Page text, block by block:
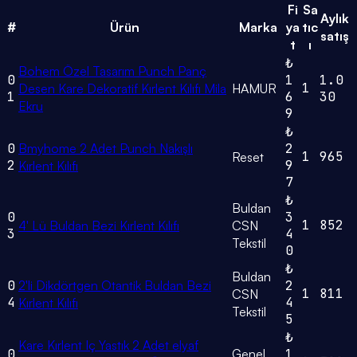
# Ürün Marka
Fi
ya
t
Sa
tıc
ı
Aylık
satış
0
1
Bohem Özel Tasarım Punch Panç
Desen Kare Dekoratif Kırlent Kılıfı Mila
Ekru
HAMUR
₺
1
6
9
1
1.0
30
0
2
Bmyhome 2 Adet Punch Nakışlı
Kırlent Kılıfı
Reset
₺
2
9
7
1 965
0
3 4' Lü Buldan Bezi Kırlent Kılıfı
Buldan
CSN
Tekstil
₺
3
4
0
1 852
0
4
2'li Dikdörtgen Otantik Buldan Bezi
Kırlent Kılıfı
Buldan
CSN
Tekstil
₺
2
4
5
1 811
Kare Kırlent Iç Yastık 2 Adet elyaf
Genel
₺